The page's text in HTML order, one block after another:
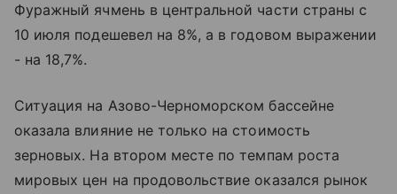
Фуражный ячмень в центральной части страны с
10 июля подешевел на 8%, а в годовом выражении
- на 18,7%.
Ситуация на Азово-Черноморском бассейне
оказала влияние не только на стоимость
зерновых. На втором месте по темпам роста
мировых цен на продовольствие оказался рынок